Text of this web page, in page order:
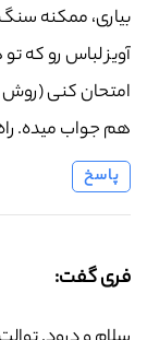
بیاری، ممکنه
آویز لباس رو که
امتحان کنی
هم جواب میده.
پاسخ
فری گفت: